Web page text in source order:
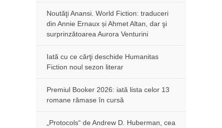
Noutăţi Anansi. World Fiction: traduceri
din Annie Ernaux și Ahmet Altan, dar şi
surprinzătoarea Aurora Venturini
Iată cu ce cărţi deschide Humanitas
Fiction noul sezon literar
Premiul Booker 2026: iată lista celor 13
romane rămase în cursă
„Protocols“ de Andrew D. Huberman, cea